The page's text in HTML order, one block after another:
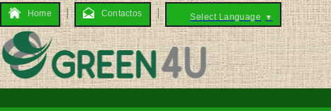
Home Contactos Select Language ▼